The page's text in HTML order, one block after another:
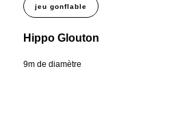
jeu gonflable
Hippo Glouton
9m de diamètre